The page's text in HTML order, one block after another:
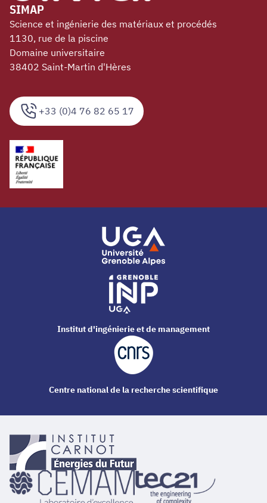
+33 (0)4 76 82 65 17
SIMAP
Science et ingénierie des matériaux et procédés
1130, rue de la piscine
Domaine universitaire
38402 Saint-Martin d'Hères
Institut d'ingénierie et de management
Centre national de la recherche scientifique